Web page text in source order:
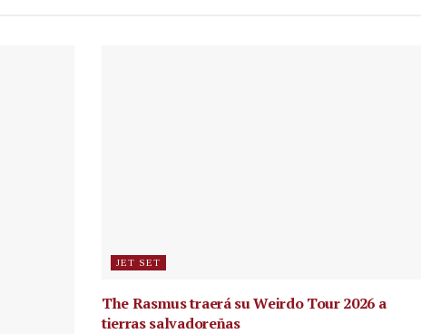
JET SET
The Rasmus traerá su Weirdo Tour 2026 a
tierras salvadoreñas